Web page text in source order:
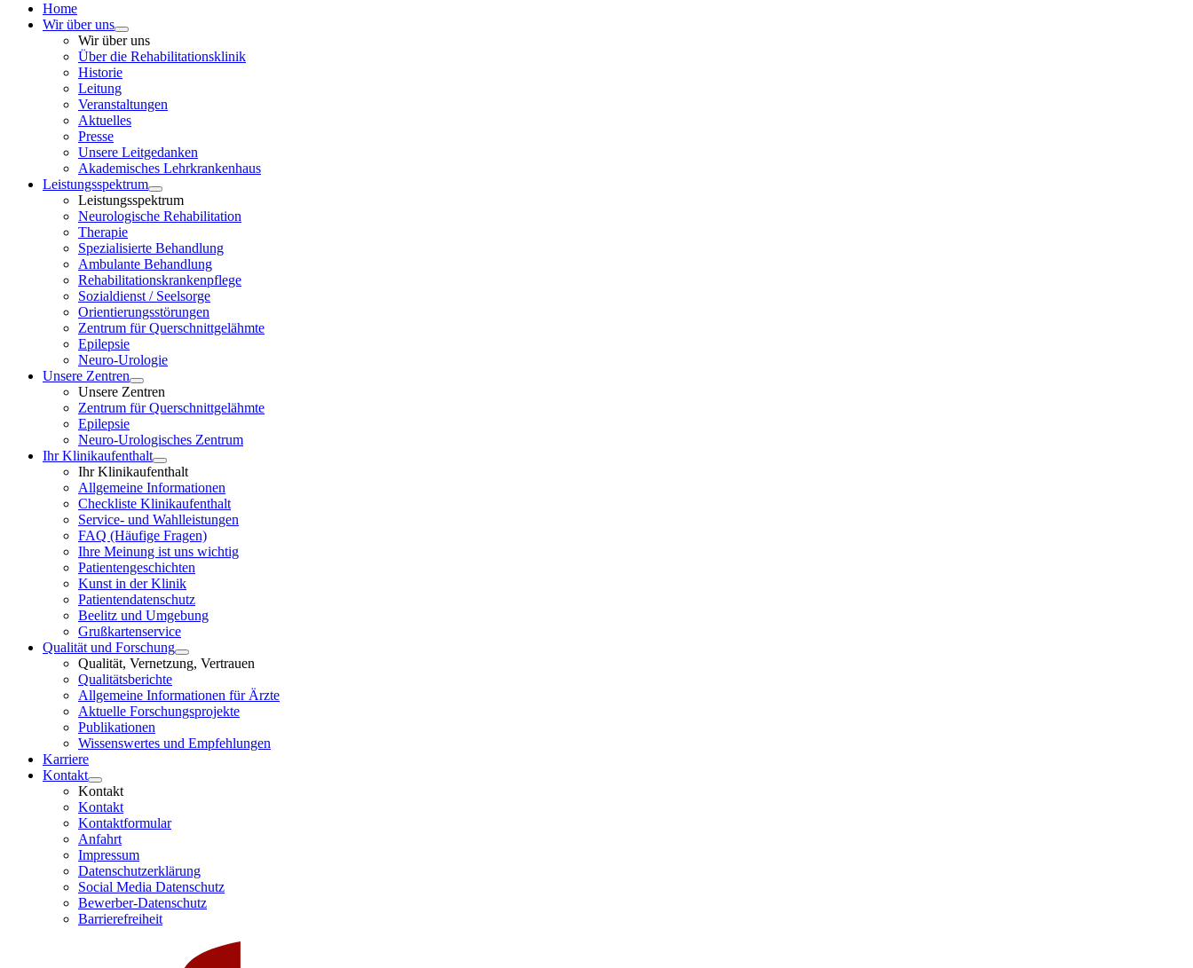
Home
Wir über uns
Wir über uns
Über die Rehabilitationsklinik
Historie
Leitung
Veranstaltungen
Aktuelles
Presse
Unsere Leitgedanken
Akademisches Lehrkrankenhaus
Leistungsspektrum
Leistungsspektrum
Neurologische Rehabilitation
Therapie
Spezialisierte Behandlung
Ambulante Behandlung
Rehabilitationskrankenpflege
Sozialdienst / Seelsorge
Orientierungsstörungen
Zentrum für Querschnittgelähmte
Epilepsie
Neuro-Urologie
Unsere Zentren
Unsere Zentren
Zentrum für Querschnittgelähmte
Epilepsie
Neuro-Urologisches Zentrum
Ihr Klinikaufenthalt
Ihr Klinikaufenthalt
Allgemeine Informationen
Checkliste Klinikaufenthalt
Service- und Wahlleistungen
FAQ (Häufige Fragen)
Ihre Meinung ist uns wichtig
Patientengeschichten
Kunst in der Klinik
Patientendatenschutz
Beelitz und Umgebung
Grußkartenservice
Qualität und Forschung
Qualität, Vernetzung, Vertrauen
Qualitätsberichte
Allgemeine Informationen für Ärzte
Aktuelle Forschungsprojekte
Publikationen
Wissenswertes und Empfehlungen
Karriere
Kontakt
Kontakt
Kontakt
Kontaktformular
Anfahrt
Impressum
Datenschutzerklärung
Social Media Datenschutz
Bewerber-Datenschutz
Barrierefreiheit